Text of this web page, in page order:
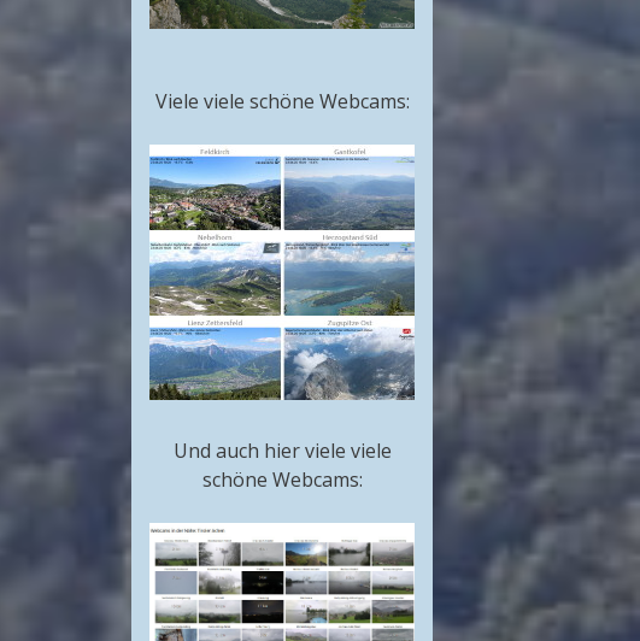
Viele viele schöne Webcams:
Und auch hier viele viele
schöne Webcams: